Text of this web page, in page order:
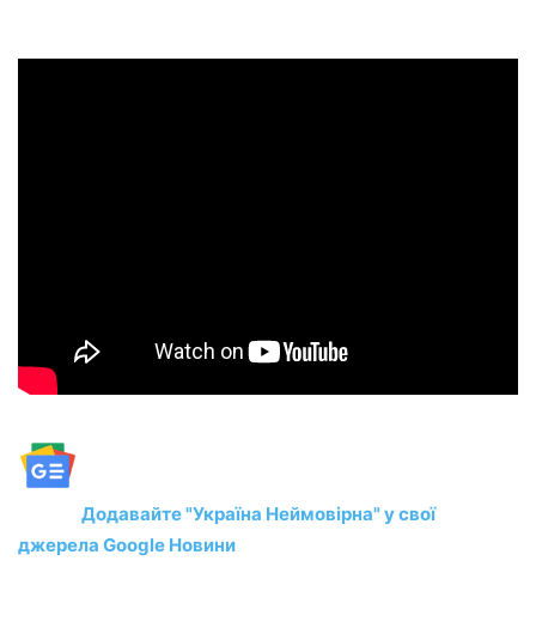
Додавайте "Україна Неймовірна" у свої
джерела Google Новини